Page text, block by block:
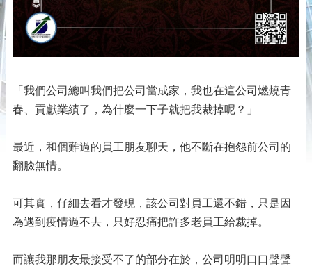
「我們公司總叫我們把公司當成家，我也在這公司燃燒青
春、貢獻業績了，為什麼一下子就把我裁掉呢？」
最近，和個難過的員工朋友聊天，他不斷在抱怨前公司的
翻臉無情。
可其實，仔細去看才發現，該公司對員工還不錯，只是因
為遇到疫情過不去，只好忍痛把許多老員工給裁掉。
而讓我那朋友最接受不了的部分在於，公司明明口口聲聲